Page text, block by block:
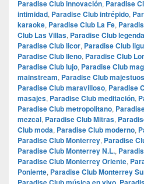
Paradise Club innovación, Paradise
intimidad, Paradise Club intrépido,
karaoke, Paradise Club La Fe,
Club Las Villas, Paradise Club
Paradise Club licor, Paradise Club
Paradise Club lleno, Paradise Club
Paradise Club lujo, Paradise Club
mainstream, Paradise Club
Paradise Club maravilloso, Paradise
masajes, Paradise Club meditación,
Paradise Club metropolitano,
mezcal, Paradise Club Mitras,
Club moda, Paradise Club moderno,
Paradise Club Monterrey, Paradise
Paradise Club Monterrey N.L.,
Paradise Club Monterrey Oriente,
Poniente, Paradise Club Monterrey
,